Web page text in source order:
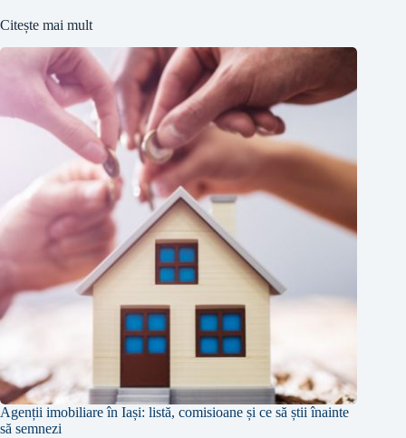
Citește mai mult
Agenții imobiliare în Iași: listă, comisioane și ce să știi înainte
să semnezi